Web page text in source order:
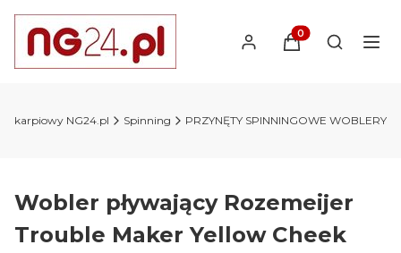
Produkty w
Otwórz
karpiowy NG24.pl Spinning PRZYNĘTY SPINNINGOWE WOBLERY
Wobler pływający Rozemeijer
Trouble Maker Yellow Cheek